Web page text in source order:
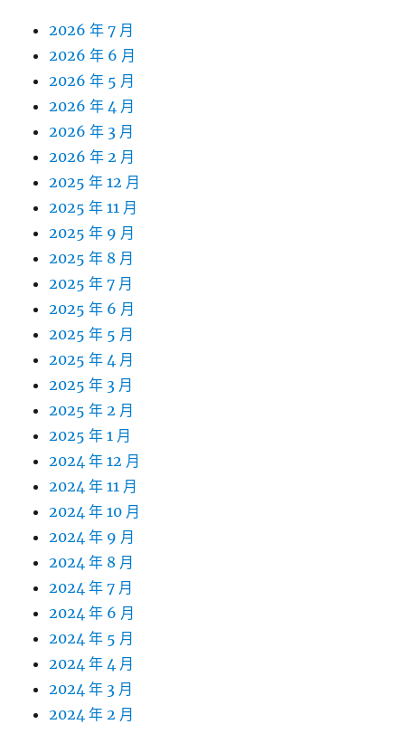
2026 年 7 月
2026 年 6 月
2026 年 5 月
2026 年 4 月
2026 年 3 月
2026 年 2 月
2025 年 12 月
2025 年 11 月
2025 年 9 月
2025 年 8 月
2025 年 7 月
2025 年 6 月
2025 年 5 月
2025 年 4 月
2025 年 3 月
2025 年 2 月
2025 年 1 月
2024 年 12 月
2024 年 11 月
2024 年 10 月
2024 年 9 月
2024 年 8 月
2024 年 7 月
2024 年 6 月
2024 年 5 月
2024 年 4 月
2024 年 3 月
2024 年 2 月